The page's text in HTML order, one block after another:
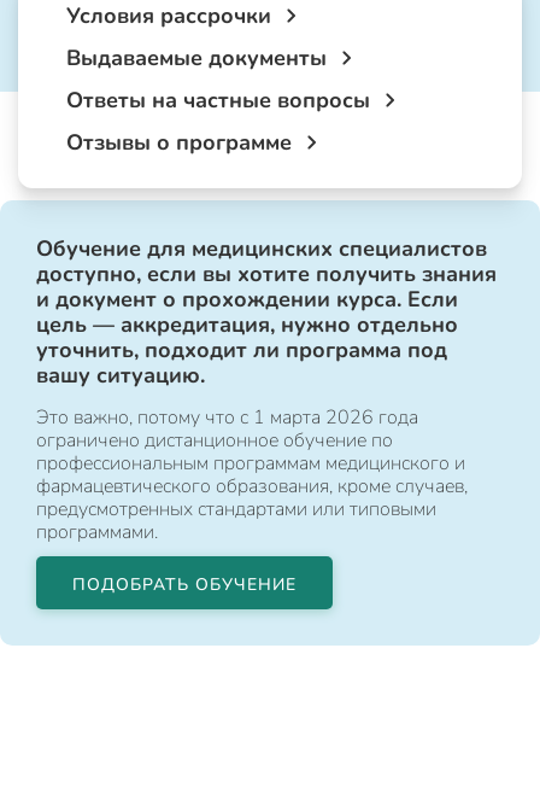
Условия рассрочки
Выдаваемые документы
Ответы на частные вопросы
Отзывы о программе
Обучение для медицинских специалистов
доступно, если вы хотите получить знания
и документ о прохождении курса. Если
цель — аккредитация, нужно отдельно
уточнить, подходит ли программа под
вашу ситуацию.
Это важно, потому что с 1 марта 2026 года
ограничено дистанционное обучение по
профессиональным программам медицинского и
фармацевтического образования, кроме случаев,
предусмотренных стандартами или типовыми
программами.
ПОДОБРАТЬ ОБУЧЕНИЕ